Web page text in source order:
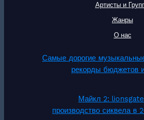
Артисты и
Жанры
О нас
Самые дорогие
рекорды бюджетов
Майкл 2: lionsgate
производство сиквела в